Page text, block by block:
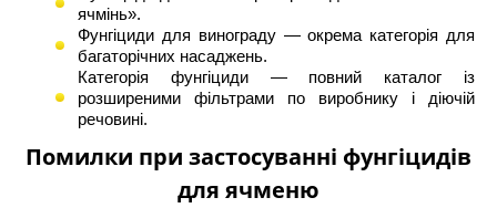
ячмінь».
Фунгіциди для винограду— окрема категорія для
багаторічних насаджень.
Категорія фунгіциди— повний каталог із
розширеними фільтрами по виробнику і діючій
речовині.
Помилки при застосуванні фунгіцидів
для ячменю